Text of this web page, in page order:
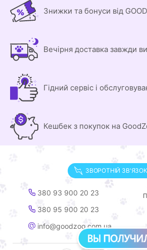
Знижки та бонуси від
Вечірня доставка завжди
Гідний сервіс і
Кешбек з покупок на
ЗВОРОТНІЙ ЗВ'ЯЗОК
380 93 900 20 23
380 95 900 20 23
info@goodzoo.com.ua